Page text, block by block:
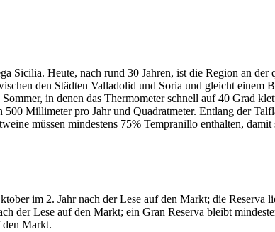
Sicilia. Heute, nach rund 30 Jahren, ist die Region an der
den Städten Valladolid und Soria und gleicht einem
in denen das Thermometer schnell auf 40 Grad
Millimeter pro Jahr und Quadratmeter. Entlang der
müssen mindestens 75% Tempranillo enthalten,
im 2. Jahr nach der Lese auf den Markt; die Reserva
der Lese auf den Markt; ein Gran Reserva bleibt
den Markt.